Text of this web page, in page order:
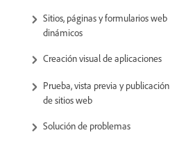
Sitios, páginas y formularios web
dinámicos
Creación visual de aplicaciones
Prueba, vista previa y publicación
de sitios web
Solución de problemas